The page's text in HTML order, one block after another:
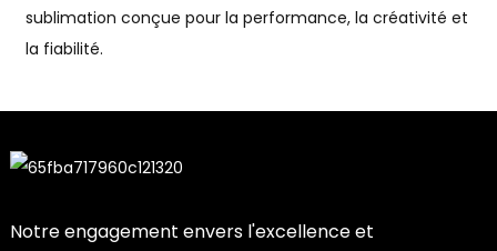
sublimation conçue pour la performance, la créativité et
la fiabilité.
Notre engagement envers l'excellence et